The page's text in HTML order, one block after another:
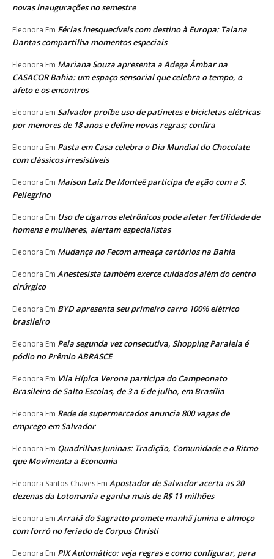
novas inaugurações no semestre
Eleonora Em Férias inesquecíveis com destino à Europa: Taiana
Dantas compartilha momentos especiais
Eleonora Em Mariana Souza apresenta a Adega Âmbar na
CASACOR Bahia: um espaço sensorial que celebra o tempo, o
afeto e os encontros
Eleonora Em Salvador proíbe uso de patinetes e bicicletas elétricas
por menores de 18 anos e define novas regras; confira
Eleonora Em Pasta em Casa celebra o Dia Mundial do Chocolate
com clássicos irresistíveis
Eleonora Em Maison Laíz De Monteê participa de ação com a S.
Pellegrino
Eleonora Em Uso de cigarros eletrônicos pode afetar fertilidade de
homens e mulheres, alertam especialistas
Eleonora Em Mudança no Fecom ameaça cartórios na Bahia
Eleonora Em Anestesista também exerce cuidados além do centro
cirúrgico
Eleonora Em BYD apresenta seu primeiro carro 100% elétrico
brasileiro
Eleonora Em Pela segunda vez consecutiva, Shopping Paralela é
pódio no Prêmio ABRASCE
Eleonora Em Vila Hípica Verona participa do Campeonato
Brasileiro de Salto Escolas, de 3 a 6 de julho, em Brasília
Eleonora Em Rede de supermercados anuncia 800 vagas de
emprego em Salvador
Eleonora Em Quadrilhas Juninas: Tradição, Comunidade e o Ritmo
que Movimenta a Economia
Eleonora Santos Chaves Em Apostador de Salvador acerta as 20
dezenas da Lotomania e ganha mais de R$ 11 milhões
Eleonora Em Arraiá do Sagratto promete manhã junina e almoço
com forró no feriado de Corpus Christi
Eleonora Em PIX Automático: veja regras e como configurar, para